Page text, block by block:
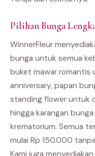
Pilihan Bunga
WinnerFleur
bunga untuk semua
buket mawar romantis
anniversary, papan
standing flower untuk
hingga karangan
krematorium. Semua
mulai Rp 150.000
Kami juga